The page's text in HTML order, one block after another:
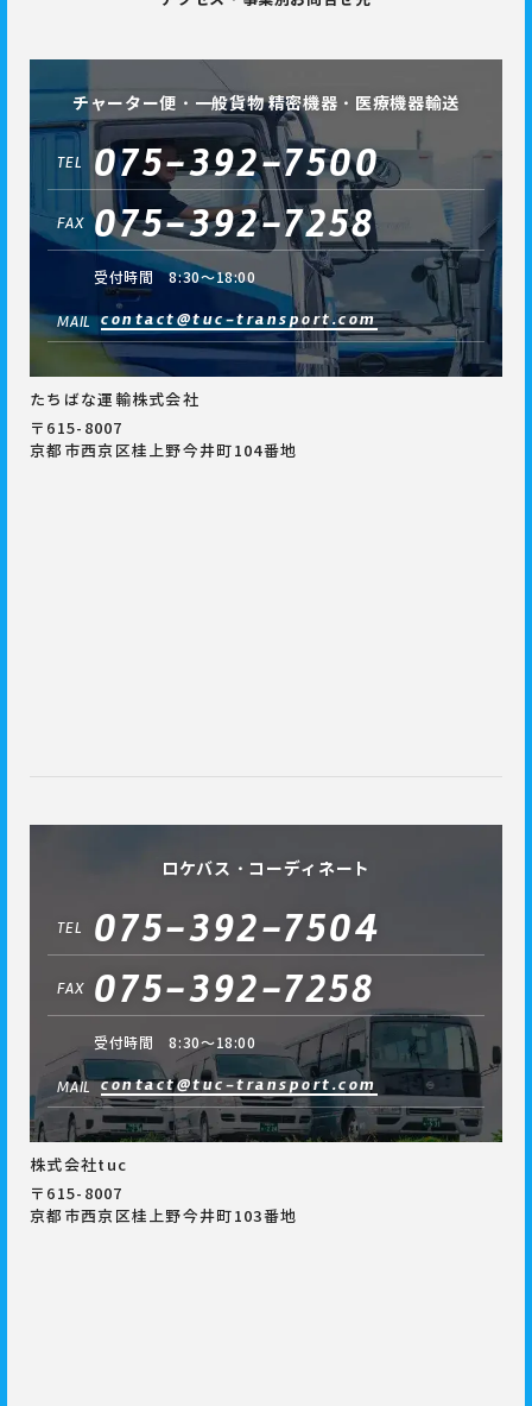
チャーター便・一般貨物 精密機器・医療機器輸送
TEL 075-392-7500
FAX 075-392-7258
受付時間 8:30～18:00
MAIL contact@tuc-transport.com
たちばな運輸株式会社
〒615-8007
京都市西京区桂上野今井町104番地
ロケバス・コーディネート
TEL 075-392-7504
FAX 075-392-7258
受付時間 8:30～18:00
MAIL contact@tuc-transport.com
株式会社tuc
〒615-8007
京都市西京区桂上野今井町103番地